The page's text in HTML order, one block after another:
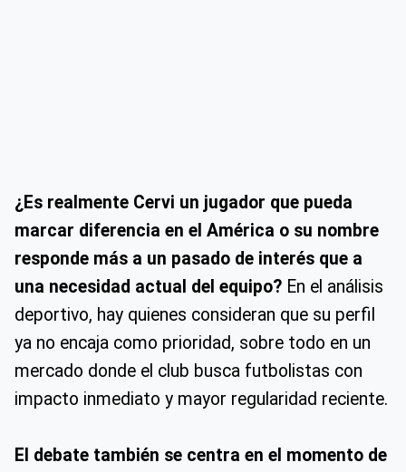
¿Es realmente Cervi un jugador que pueda
marcar diferencia en el América o su nombre
responde más a un pasado de interés que a
una necesidad actual del equipo? En el análisis
deportivo, hay quienes consideran que su perfil
ya no encaja como prioridad, sobre todo en un
mercado donde el club busca futbolistas con
impacto inmediato y mayor regularidad reciente.
El debate también se centra en el momento de